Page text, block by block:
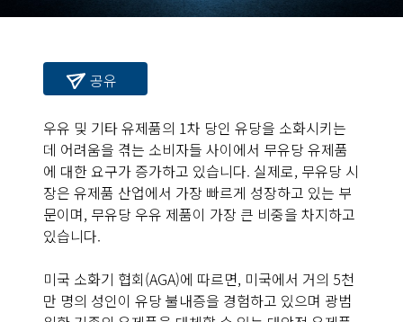
공유
우유 및 기타 유제품의 1차 당인 유당을 소화시키는
데 어려움을 겪는 소비자들 사이에서 무유당 유제품
에 대한 요구가 증가하고 있습니다. 실제로, 무유당 시
장은 유제품 산업에서 가장 빠르게 성장하고 있는 부
문이며, 무유당 우유 제품이 가장 큰 비중을 차지하고
있습니다.
미국 소화기 협회(AGA)에 따르면, 미국에서 거의 5천
만 명의 성인이 유당 불내증을 경험하고 있으며 광범